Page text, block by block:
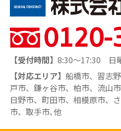
【受付時間】 8:30～17:30 日
【対応エリア】 船橋市、習志
戸市、鎌ヶ谷市、柏市、流山
日野市、町田市、相模原市、
市、取手市､他